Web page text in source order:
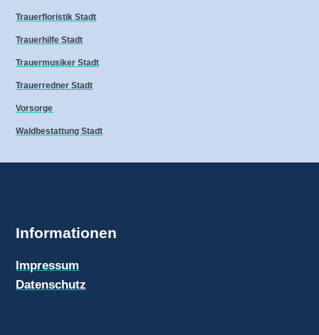
Trauerfloristik Stadt
Trauerhilfe Stadt
Trauermusiker Stadt
Trauerredner Stadt
Vorsorge
Waldbestattung Stadt
Informationen
Impressum
Datenschutz